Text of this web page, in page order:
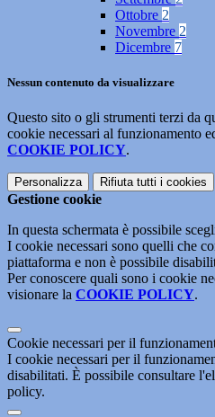
Ottobre 2
Novembre 2
Dicembre 7
Nessun contenuto da visualizzare
Questo sito o gli strumenti terzi da
cookie necessari al funzionamento
COOKIE POLICY.
Personalizza Rifiuta tutti i cookies
Gestione cookie
In questa schermata è possibile
I cookie necessari sono quelli che
piattaforma e non è possibile
Per conoscere quali sono i cookie
visionare la COOKIE POLICY.
Cookie necessari per il
I cookie necessari per il
disabilitati. È possibile consultare
policy.